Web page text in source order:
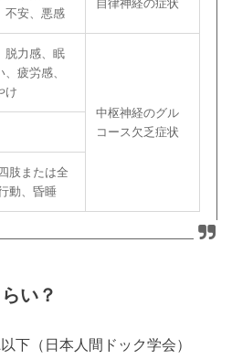
不安、悪感
自律神経の症状
脱力感、眠
疲労感、
け
中枢神経のグル
コース欠乏症状
肢または全
動、昏睡
い？
下（日本人間ドック学会）